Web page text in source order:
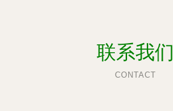
联系我们
CONTACT